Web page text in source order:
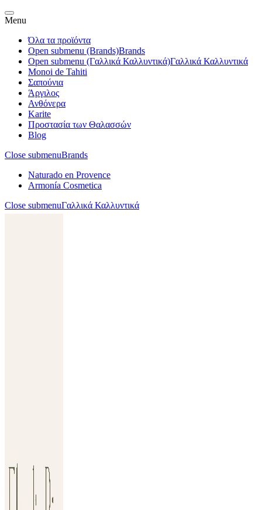
Menu
Όλα τα προϊόντα
Open submenu (Brands)Brands
Open submenu (Γαλλικά Καλλυντικά)Γαλλικά Καλλυντικά
Monoi de Tahiti
Σαπούνια
Άργιλος
Ανθόνερα
Karite
Προστασία των Θαλασσών
Blog
Close submenuBrands
Naturado en Provence
Armonía Cosmetica
Close submenuΓαλλικά Καλλυντικά